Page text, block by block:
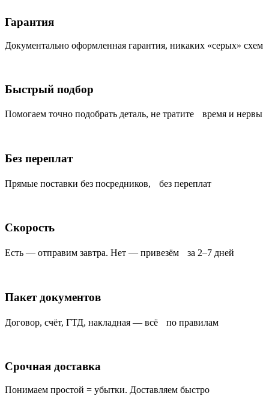
Гарантия
Документально оформленная гарантия, никаких «серых» схем
Быстрый подбор
Помогаем точно подобрать деталь, не тратите время и нервы
Без переплат
Прямые поставки без посредников, без переплат
Скорость
Есть — отправим завтра. Нет — привезём за 2–7 дней
Пакет документов
Договор, счёт, ГТД, накладная — всё по правилам
Срочная доставка
Понимаем простой = убытки. Доставляем быстро